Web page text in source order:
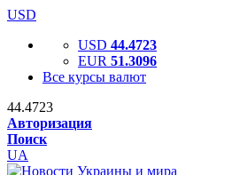
USD
USD 44.4723
EUR 51.3096
Все курсы валют
44.4723
Авторизация
Поиск
UA